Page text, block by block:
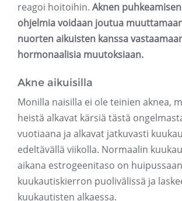
reagoi hoitoihin. Aknen
ohjelmia voidaan joutua
nuorten aikuisten kanssa
hormonaalisia muutoksiaan.
Akne aikuisilla
Monilla naisilla ei ole teinien aknea,
heistä alkavat kärsiä tästä
vuotiaana ja alkavat jatkuvasti
edeltävällä viikolla. Normaalin
aikana estrogeenitaso on huipussaan
kuukautiskierron puolivälissä ja
kuukautisten alkaessa.